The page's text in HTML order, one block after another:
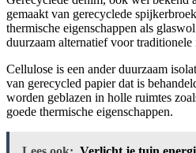
gemaakt van gerecyclede
thermische eigenschappen als
duurzaam alternatief voor traditionele
Cellulose is een ander duurzaam
van gerecycled papier dat is
worden geblazen in holle ruimtes
goede thermische eigenschappen.